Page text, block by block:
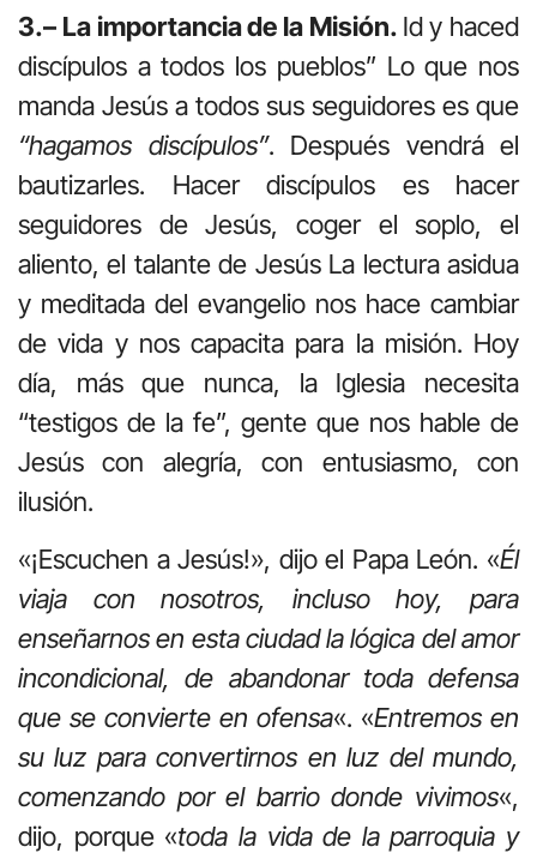
3.– La importancia de la Misión. Id y haced
discípulos a todos los pueblos” Lo que nos
manda Jesús a todos sus seguidores es que
“hagamos discípulos”. Después vendrá el
bautizarles. Hacer discípulos es hacer
seguidores de Jesús, coger el soplo, el
aliento, el talante de Jesús La lectura asidua
y meditada del evangelio nos hace cambiar
de vida y nos capacita para la misión. Hoy
día, más que nunca, la Iglesia necesita
“testigos de la fe”, gente que nos hable de
Jesús con alegría, con entusiasmo, con
ilusión.
«¡Escuchen a Jesús!», dijo el Papa León. «Él
viaja con nosotros, incluso hoy, para
enseñarnos en esta ciudad la lógica del amor
incondicional, de abandonar toda defensa
que se convierte en ofensa«. «Entremos en
su luz para convertirnos en luz del mundo,
comenzando por el barrio donde vivimos«,
dijo, porque «toda la vida de la parroquia y